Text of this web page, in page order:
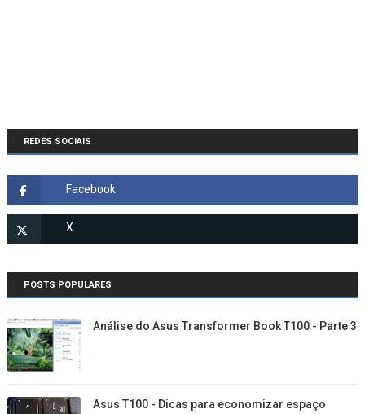
REDES SOCIAIS
POSTS POPULARES
Análise do Asus Transformer Book T100 - Parte 3
Asus T100 - Dicas para economizar espaço